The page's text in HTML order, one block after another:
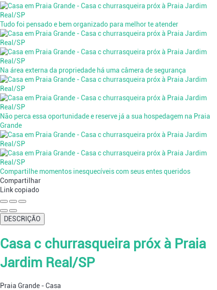
Tudo foi pensado e bem organizado para melhor te atender
Na área externa da propriedade há uma câmera de segurança
Não perca essa oportunidade e reserve já a sua hospedagem na Praia
Grande
Compartilhe momentos inesquecíveis com seus entes queridos
Compartilhar
Link copiado
DESCRIÇÃO
Casa c churrasqueira próx à Praia
Jardim Real/SP
Praia Grande -Casa